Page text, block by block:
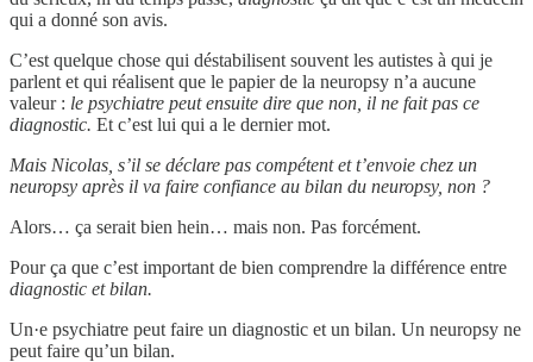
qui a donné son avis.
C’est quelque chose qui déstabilisent souvent les autistes à qui je
parlent et qui réalisent que le papier de la neuropsy n’a aucune
valeur : le psychiatre peut ensuite dire que non, il ne fait pas ce
diagnostic. Et c’est lui qui a le dernier mot.
Mais Nicolas, s’il se déclare pas compétent et t’envoie chez un
neuropsy après il va faire confiance au bilan du neuropsy, non ?
Alors… ça serait bien hein… mais non. Pas forcément.
Pour ça que c’est important de bien comprendre la différence entre
diagnostic et bilan.
Un·e psychiatre peut faire un diagnostic et un bilan. Un neuropsy ne
peut faire qu’un bilan.